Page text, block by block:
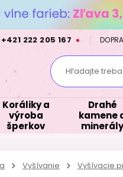
+421 222 205 167
Hľadajte
Koráliky a
výroba
šperkov
Drahé
kamene
minerály
Vyšívanie Vyšívacie